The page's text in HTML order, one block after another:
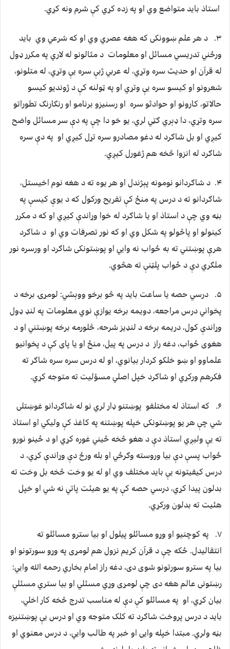
استاذ بايد متواضع وي او په زده کړي کې شرم ونه کړي.
۳. د هر علم ښوونکی که هغه عصري وي او که شرعي وي بايد
ورځني تدريسي مسائل او معلومات د مثالونو له لاري په مکرر ډول
له قرآن او حديث سره وتړي، له عربي ژبې سره يې وتړي، له متلونو،
شعرونو او کيسو سره يې وتړي او په ټولنه کې د ژونديو کيسو
حالاتو، کارونو او حوادثو سره او رسنيزو برنامو او رنګارنګ تطوراتو
سره وتړي، دا ډېري ګټي لري، يو خو دا چې په دې سر مسائل واضح
کيږي او بل شاګرد له دغو مصادرو سره تړل کيږي او په دې سره
شاګرد له انزوا څخه هم ژغورل کيږي.
۴. د شاګردانو نومونه پېژندل او هر يوه ته د هغه نوم اخيستل،
شاګردانو ته د درس په منځ کې تفريح ورکول که د يوې کيسې په
بڼه وي چې د استاذ او يا شاګرد له خوا وړاندې کيږي او که د مکرر
کينولو او پاڅولو په شکل وي او که نور تصرفات وي او د شاګرد
هرې پوښتني ته به ځواب نه وايي او پوښتونکی شاګرد او ورسره نور
ملګري دې د ځواب پلټنې ته هڅوي.
۵. درسي حصه يا ساعت بايد په څو برخو ووېشي: لومړۍ برخه د
پخواني درس مراجعه، دويمه برخه يوازې نوي معلومات په لنډ ډول
وړاندې کول، دريمه برخه د لنډيز شرحه، څلورمه برخه پوښتني او د
هغوی ځواب، دغه راز د درس په پيل، منځ او يا پای کې د پخوانيو
علماوو او ښو خلکو کردار بيانوي، او له درس سره سره شاګر ته
فکرهم ورکړي او شاګرد خپل اصلي مسؤليت ته متوجه کړي.
۶. که استاذ له مختلفو پوښتنو ډار لري نو له شاګردانو غوښتلی
شي چې هر يو پوښتونکی خپله پوښتنه په کاغذ کې وليکي او استاذ
ته يې وليږي استاذ دې د هغو څخه ځيني غوره کړي او د ځينو نورو
ځواب پسې دې بيا وروسته وګرځي او بله ورځ دې وړاندې کړي، د
درس کيفيتونه يې بايد مختلف وي او له يو وخت څخه بل وخت ته
بدلون پيدا کړي، درسي حصه کې په يو هيئت پاتي نه شي او خپل
هئيت ته بدلون ورکړي.
۷. په کوچنيو او وړو مسائلو پيلول او بيا سترو مسائلو ته
انتقاليدل. ځکه چې د قرآن کريم نزول هم لومړی په وړو سورتونو او
بيا په سترو سورتونو شوی دی، دغه راز امام بخاري رحمه الله وايي:
رښتونی عالم هغه دی چې لومړی وړي مسئلي او بيا ستري مسئلې
بيان کړي، او په مسائلو کې دې له مناسب تدرج څخه کار اخلي،
بايد د درس پروخت شاګرد ته کلک متوجه وي او درس يې پوښتنيزه
بڼه ولري. مبتدا خپله وایی او خبر په طالب وايي، د درس معنوي او